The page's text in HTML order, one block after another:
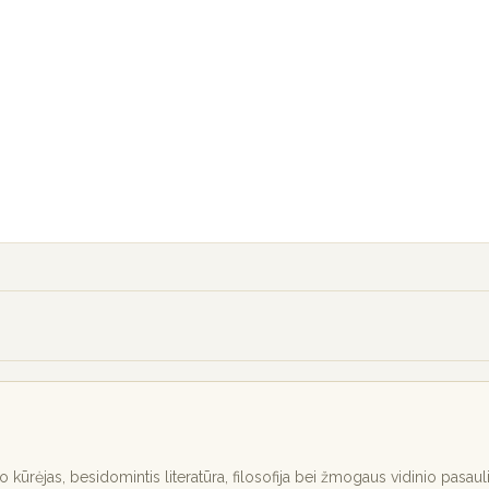
kūrėjas, besidomintis literatūra, filosofija bei žmogaus vidinio